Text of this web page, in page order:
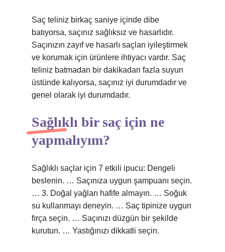
Saç teliniz birkaç saniye içinde dibe
batıyorsa, saçınız sağlıksız ve hasarlıdır.
Saçınızın zayıf ve hasarlı saçları iyileştirmek
ve korumak için ürünlere ihtiyacı vardır. Saç
teliniz batmadan bir dakikadan fazla suyun
üstünde kalıyorsa, saçınız iyi durumdadır ve
genel olarak iyi durumdadır.
Sağlıklı bir saç için ne
yapmalıyım?
Sağlıklı saçlar için 7 etkili ipucu: Dengeli
beslenin. … Saçınıza uygun şampuanı seçin.
… 3. Doğal yağları hafife almayın. … Soğuk
su kullanmayı deneyin. … Saç tipinize uygun
fırça seçin. … Saçınızı düzgün bir şekilde
kurutun. … Yastığınızı dikkatli seçin.